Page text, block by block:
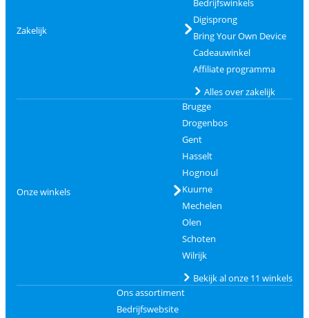
Zakelijk
Bedrijfswinkels
Digisprong
Bring Your Own Device
Cadeauwinkel
Affiliate programma
Alles over zakelijk
Onze winkels
Brugge
Drogenbos
Gent
Hasselt
Hognoul
Kuurne
Mechelen
Olen
Schoten
Wilrijk
Bekijk al onze 11 winkels
Ons assortiment
Bedrijfswebsite